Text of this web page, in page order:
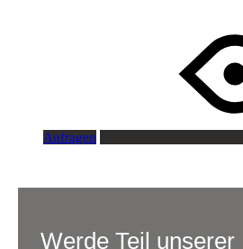
Anfragen
Werde Teil unserer